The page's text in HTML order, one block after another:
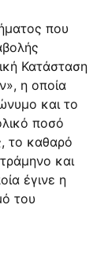
που
Κατάσταση
η οποία
και το
ποσό
το καθαρό
και
έγινε η
του